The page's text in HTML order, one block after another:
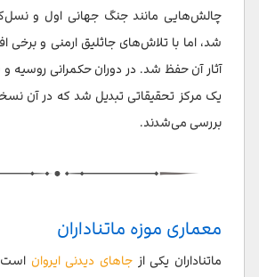
چالش‌هایی مانند جنگ جهانی اول و
شد، اما با تلاش‌های جاثلیق ارمنی و برخی
آثار آن حفظ شد. در دوران حکمرانی روسیه و
یک مرکز تحقیقاتی تبدیل شد که در آن
بررسی می‌شدند.
معماری موزه ماتناداران
ماتناداران یکی ازجاهای دیدنی ایروان است